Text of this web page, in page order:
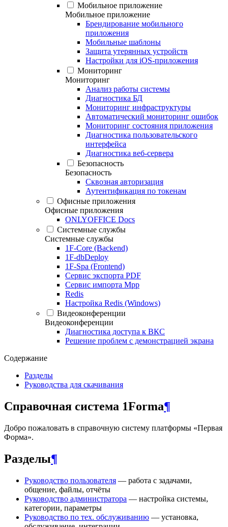
Мобильное приложение
Мобильное приложение
Брендирование мобильного
приложения
Мобильные шаблоны
Защита утерянных устройств
Настройки для iOS-приложения
Мониторинг
Мониторинг
Анализ работы системы
Диагностика БД
Мониторинг инфраструктуры
Автоматический мониторинг ошибок
Мониторинг состояния приложения
Диагностика пользовательского
интерфейса
Диагностика веб-сервера
Безопасность
Безопасность
Сквозная авторизация
Аутентификация по токенам
Офисные приложения
Офисные приложения
ONLYOFFICE Docs
Системные службы
Системные службы
1F-Core (Backend)
1F-dbDeploy
1F-Spa (Frontend)
Сервис экспорта PDF
Сервис импорта Mpp
Redis
Настройка Redis (Windows)
Видеоконференции
Видеоконференции
Диагностика доступа к ВКС
Решение проблем с демонстрацией экрана
Содержание
Разделы
Руководства для скачивания
Справочная система 1Forma¶
Добро пожаловать в справочную систему платформы «Первая
Форма».
Разделы¶
Руководство пользователя — работа с задачами,
общение, файлы, отчёты
Руководство администратора — настройка системы,
категории, параметры
Руководство по тех. обслуживанию — установка,